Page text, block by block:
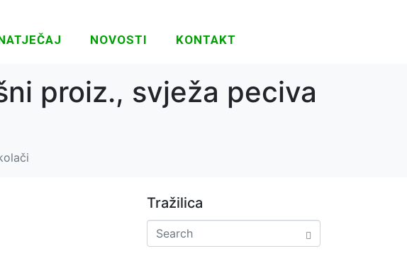
NOVOSTI KONTAKT
proiz., svježa peciva
Tražilica